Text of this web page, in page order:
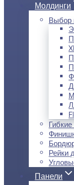
Молдинги
Выбор
Рейки
Панели